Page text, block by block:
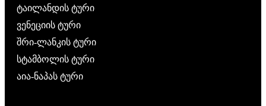
ტაილანდის ტური
ვენეციის ტური
შრი-ლანკის ტური
სტამბოლის ტური
აია-ნაპას ტური